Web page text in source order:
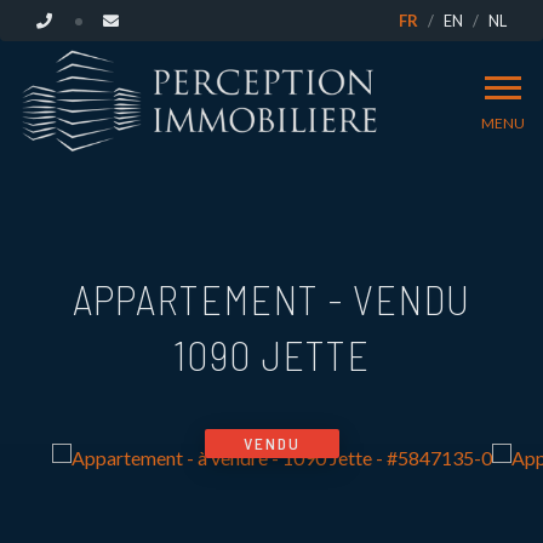
FR EN NL
MENU
APPARTEMENT - VENDU
1090 JETTE
VENDU